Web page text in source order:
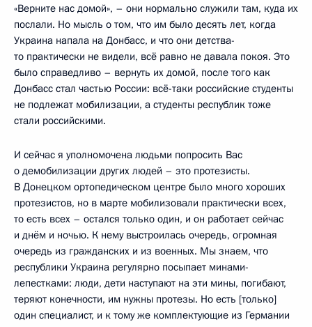
«Верните нас домой», – они нормально служили там, куда их
послали. Но мысль о том, что им было десять лет, когда
Украина напала на Донбасс, и что они детства-
то практически не видели, всё равно не давала покоя. Это
было справедливо – вернуть их домой, после того как
Донбасс стал частью России: всё-таки российские студенты
не подлежат мобилизации, а студенты республик тоже
стали российскими.
И сейчас я уполномочена людьми попросить Вас
о демобилизации других людей – это протезисты.
В Донецком ортопедическом центре было много хороших
протезистов, но в марте мобилизовали практически всех,
то есть всех – остался только один, и он работает сейчас
и днём и ночью. К нему выстроилась очередь, огромная
очередь из гражданских и из военных. Мы знаем, что
республики Украина регулярно посыпает минами-
лепестками: люди, дети наступают на эти мины, погибают,
теряют конечности, им нужны протезы. Но есть [только]
один специалист, и к тому же комплектующие из Германии